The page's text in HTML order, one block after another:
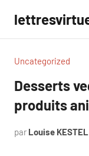
contenu
Uncategorized
Desserts
produits
par Louise KESTEL